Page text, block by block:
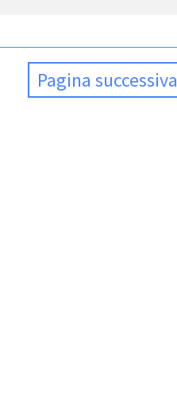
Pagina successiva